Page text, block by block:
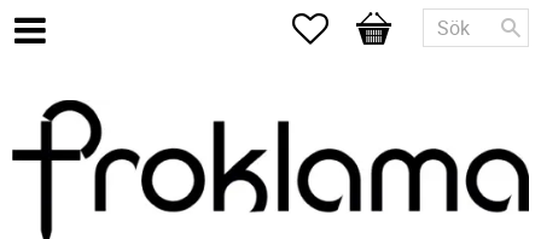
Favoriter
Kundvagn